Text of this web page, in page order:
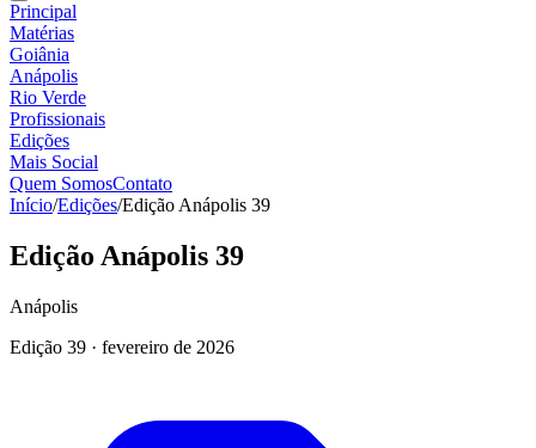
Principal
Matérias
Goiânia
Anápolis
Rio Verde
Profissionais
Edições
Mais Social
Quem SomosContato
Início/Edições/Edição Anápolis 39
Edição Anápolis 39
Anápolis
Edição 39 · fevereiro de 2026